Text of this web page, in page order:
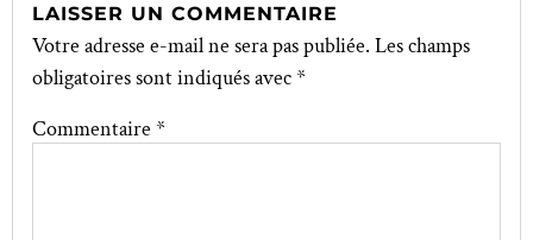
LAISSER UN COMMENTAIRE
Votre adresse e-mail ne sera pas publiée. Les champs
obligatoires sont indiqués avec*
Commentaire *